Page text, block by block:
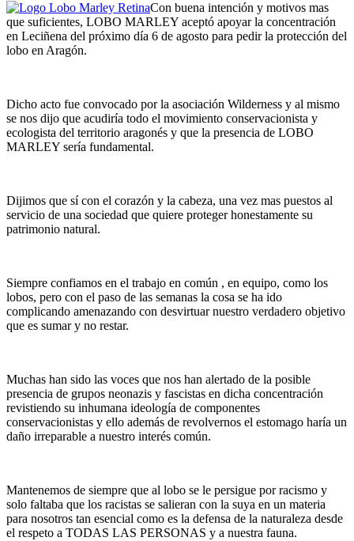
Con buena intención y motivos mas
que suficientes, LOBO MARLEY aceptó apoyar la concentración
en Leciñena del próximo día 6 de agosto para pedir la protección del
lobo en Aragón.
Dicho acto fue convocado por la asociación Wilderness y al mismo
se nos dijo que acudiría todo el movimiento conservacionista y
ecologista del territorio aragonés y que la presencia de LOBO
MARLEY sería fundamental.
Dijimos que sí con el corazón y la cabeza, una vez mas puestos al
servicio de una sociedad que quiere proteger honestamente su
patrimonio natural.
Siempre confiamos en el trabajo en común , en equipo, como los
lobos, pero con el paso de las semanas la cosa se ha ido
complicando amenazando con desvirtuar nuestro verdadero objetivo
que es sumar y no restar.
Muchas han sido las voces que nos han alertado de la posible
presencia de grupos neonazis y fascistas en dicha concentración
revistiendo su inhumana ideología de componentes
conservacionistas y ello además de revolvernos el estomago haría un
daño irreparable a nuestro interés común.
Mantenemos de siempre que al lobo se le persigue por racismo y
solo faltaba que los racistas se salieran con la suya en un materia
para nosotros tan esencial como es la defensa de la naturaleza desde
el respeto a TODAS LAS PERSONAS y a nuestra fauna.